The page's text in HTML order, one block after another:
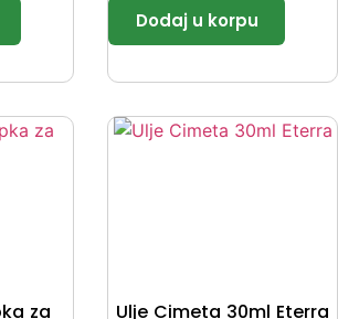
za
Ulje Cimeta 30ml Eterra